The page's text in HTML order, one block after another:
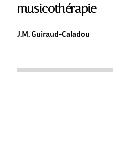
musicothérapie
J.M. Guiraud-Caladou